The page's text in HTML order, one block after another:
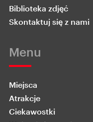
Biblioteka zdjęć
Skontaktuj się z nami
Menu
Miejsca
Atrakcje
Ciekawostki